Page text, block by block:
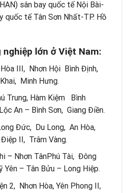
sân bay quốc tế Nội Bài-
quốc tế Tân Sơn Nhất-TP. Hồ
lớn ở Việt Nam:
III, Nhơn Hội Bình Định,
Minh Hưng.
Trung, Hàm Kiệm Bình
An – Bình Sơn, Giang Điền.
Đức, Du Long, An Hòa,
II, Trâm Vàng.
– Nhơn TânPhú Tài, Đông
Yên – Tân Bửu – Long Hiệp.
2, Nhơn Hòa, Yên Phong II,